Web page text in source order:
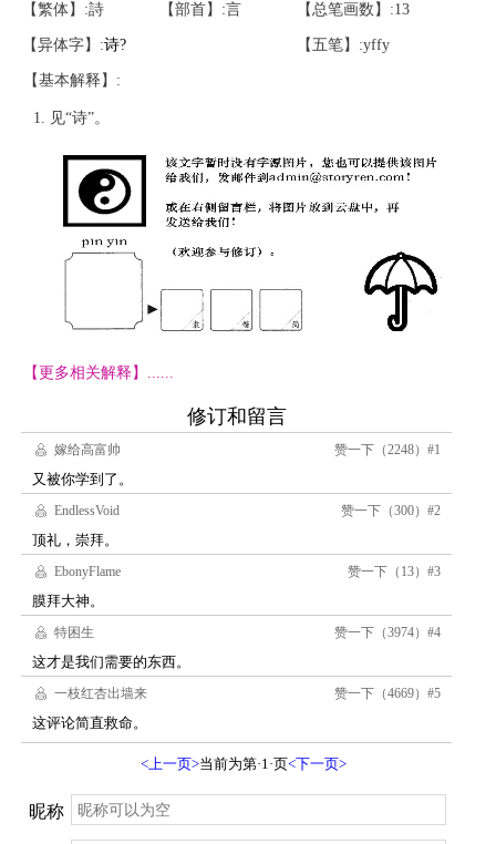
【繁体】:詩 【部首】:言 【总笔画数】:13
【异体字】:诗? 【五笔】:yffy
【基本解释】:
见“诗”。
【更多相关解释】......